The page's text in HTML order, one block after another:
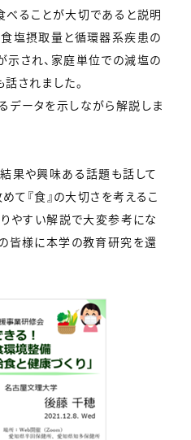
べることが大切であると説明
塩摂取量と循環器系疾患の
され、家庭単位での減塩の
されました。
データを示しながら解説しま
果や興味ある話題も話して
めて『食』の大切さを考えるこ
りやすい解説で大変参考にな
皆様に本学の教育研究を還